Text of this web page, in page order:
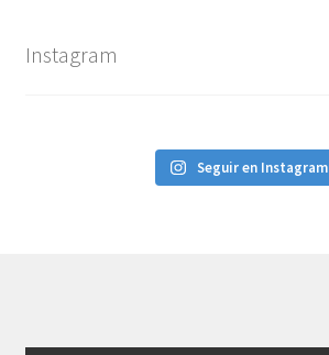
Instagram
Seguir en Instagram